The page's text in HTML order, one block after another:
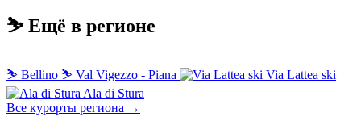
⛷️ Ещё в регионе
⛷ Bellino ⛷ Val Vigezzo - Piana
Via Lattea ski
Ala di Stura
Все курорты региона →